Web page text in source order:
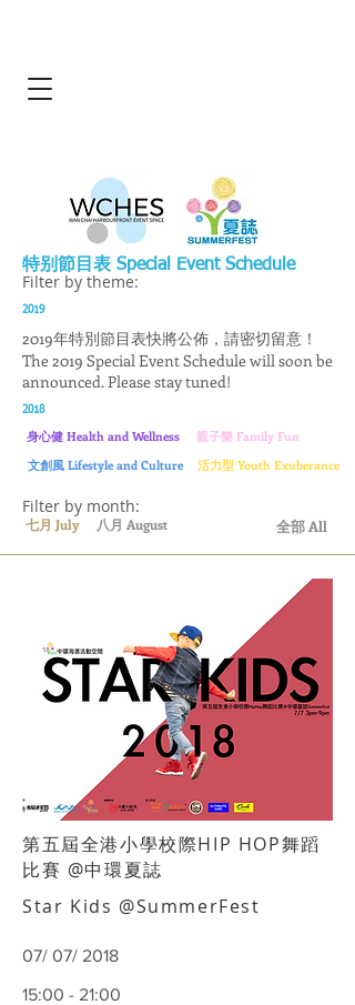
Filter by theme:
特别節目表 Special Event Schedule
2019
2019年特別節目表快將公佈，請密切留意！
The 2019 Special Event Schedule will soon be
announced. Please stay tuned!
2018
身心健 Health and Wellness
文創風 Lifestyle and Culture
親子樂 Family Fun
活力型 Youth Exuberance
Filter by month:
七月 July 八月 August 全部 All
第五屆全港小學校際HIP HOP舞蹈
比賽 @中環夏誌
Star Kids @SummerFest
07/ 07/ 2018
15:00 - 21:00